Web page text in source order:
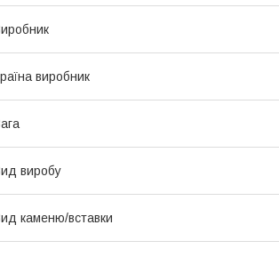
виробник
виробу
каменю/вставки